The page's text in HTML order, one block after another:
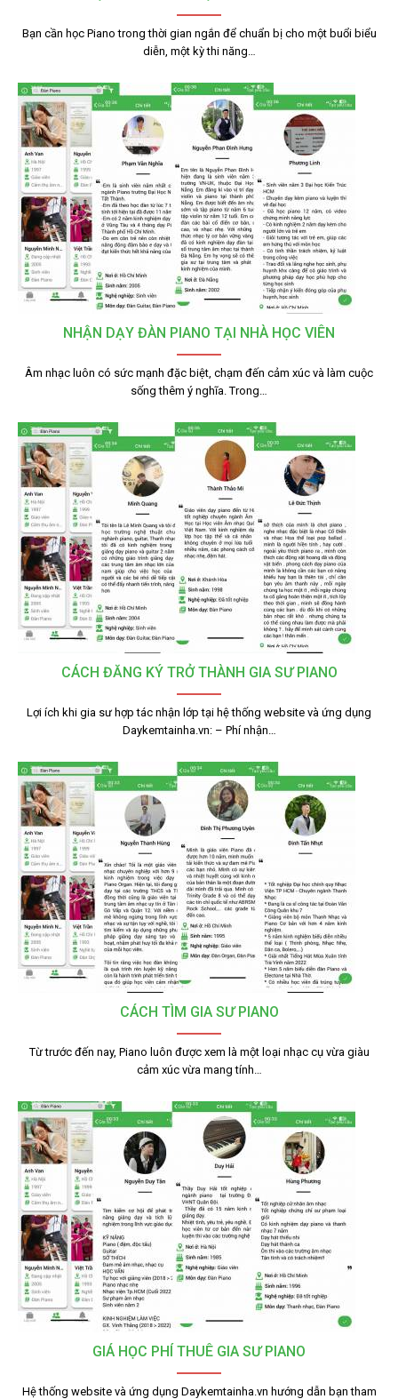
Bạn cần học Piano trong thời gian ngắn để chuẩn bị cho một buổi biểu
diễn, một kỳ thi năng…
NHẬN DẠY ĐÀN PIANO TẠI NHÀ HỌC VIÊN
Âm nhạc luôn có sức mạnh đặc biệt, chạm đến cảm xúc và làm cuộc
sống thêm ý nghĩa. Trong…
CÁCH ĐĂNG KÝ TRỞ THÀNH GIA SƯ PIANO
Lợi ích khi gia sư hợp tác nhận lớp tại hệ thống website và ứng dụng
Daykemtainha.vn: – Phí nhận…
CÁCH TÌM GIA SƯ PIANO
Từ trước đến nay, Piano luôn được xem là một loại nhạc cụ vừa giàu
cảm xúc vừa mang tính…
GIÁ HỌC PHÍ THUÊ GIA SƯ PIANO
Hệ thống website và ứng dụng Daykemtainha.vn hướng dẫn bạn tham